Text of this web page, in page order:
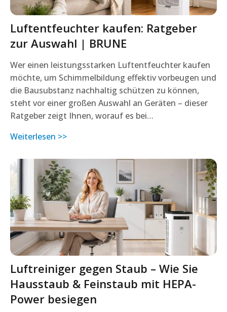
Luftentfeuchter kaufen: Ratgeber
zur Auswahl | BRUNE
Wer einen leistungsstarken Luftentfeuchter kaufen
möchte, um Schimmelbildung effektiv vorbeugen und
die Bausubstanz nachhaltig schützen zu können,
steht vor einer großen Auswahl an Geräten – dieser
Ratgeber zeigt Ihnen, worauf es bei…
Weiterlesen >>
Luftreiniger gegen Staub – Wie Sie
Hausstaub & Feinstaub mit HEPA-
Power besiegen